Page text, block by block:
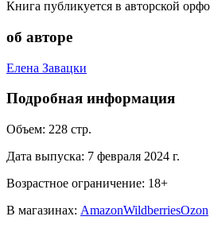
Книга публикуется в авторской
об авторе
Елена Завацки
Подробная информация
Объем: 228 стр.
Дата выпуска: 7 февраля 2024 г.
Возрастное ограничение: 18+
В магазинах: AmazonWildberriesOzon